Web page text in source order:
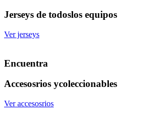
Jerseys de todoslos equipos
Ver jerseys
Encuentra
Accesosrios ycoleccionables
Ver accesosrios